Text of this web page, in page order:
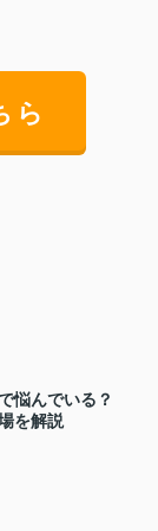
ら
悩んでいる？
を解説